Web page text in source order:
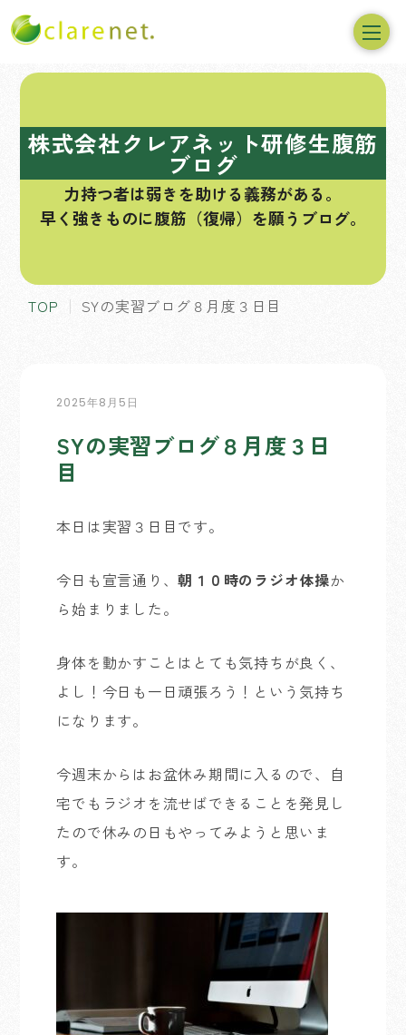
株式会社クレアネット研修生腹筋
ブログ
力持つ者は弱きを助ける義務がある。
早く強きものに腹筋（復帰）を願うブログ。
TOP SYの実習ブログ８月度３日目
2025年8月5日
SYの実習ブログ８月度３日
目
本日は実習３日目です。
今日も宣言通り、朝１０時のラジオ体操か
ら始まりました。
身体を動かすことはとても気持ちが良く、
よし！今日も一日頑張ろう！という気持ち
になります。
今週末からはお盆休み期間に入るので、自
宅でもラジオを流せばできることを発見し
たので休みの日もやってみようと思いま
す。